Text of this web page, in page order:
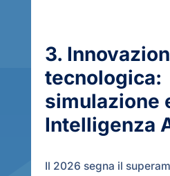
3.
tecnologica:
simulazione
Intelligenza
Il 2026 segna il